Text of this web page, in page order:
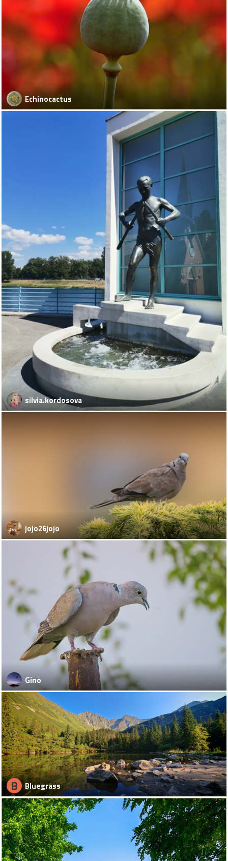
Echinocactus
silvia.kordosova
jojo26jojo
Gino
B Bluegrass